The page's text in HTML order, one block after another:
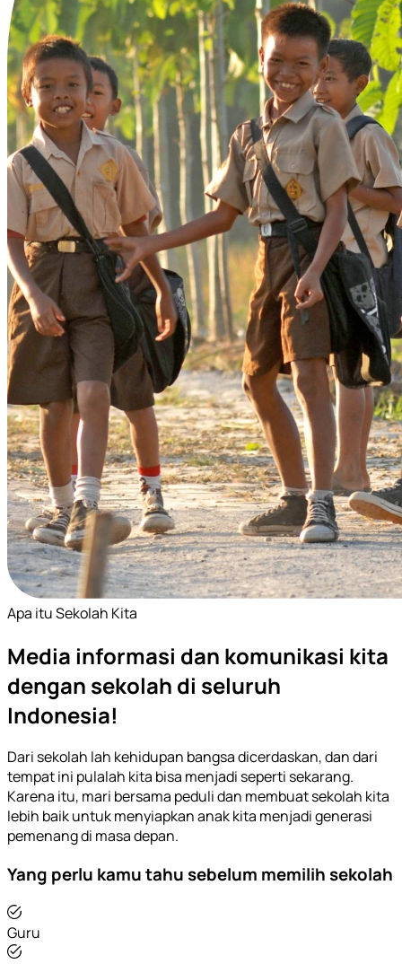
Apa itu Sekolah Kita
Media informasi dan komunikasi kita
dengan sekolah di seluruh
Indonesia!
Dari sekolah lah kehidupan bangsa dicerdaskan, dan dari
tempat ini pulalah kita bisa menjadi seperti sekarang.
Karena itu, mari bersama peduli dan membuat sekolah kita
lebih baik untuk menyiapkan anak kita menjadi generasi
pemenang di masa depan.
Yang perlu kamu tahu sebelum memilih sekolah
Guru